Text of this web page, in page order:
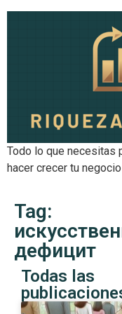
Todo lo que necesitas
hacer crecer tu negocio
Tag:
дефицит
Todas las